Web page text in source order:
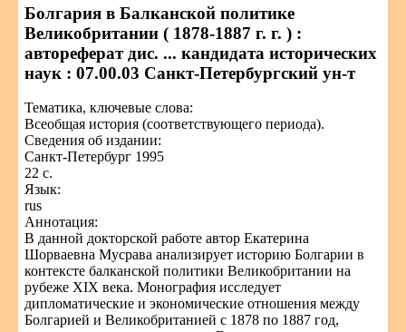
Болгария в Балканской политике
Великобритании ( 1878-1887 г. г. ) :
автореферат дис. ... кандидата исторических
наук : 07.00.03 Санкт-Петербургский ун-т
Тематика, ключевые слова:
Всеобщая история (соответствующего периода).
Сведения об издании:
Санкт-Петербург 1995
22 с.
Язык:
rus
Аннотация:
В данной докторской работе автор Екатерина
Шорваевна Мусрава анализирует историю Болгарии в
контексте балканской политики Великобритании на
рубеже XIX века. Монография исследует
дипломатические и экономические отношения между
Болгарией и Великобританией с 1878 по 1887 год,